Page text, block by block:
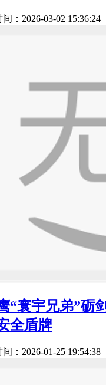
间：2026-03-02 15:36:24
“寰宇兄弟”砺
全盾牌
间：2026-01-25 19:54:38